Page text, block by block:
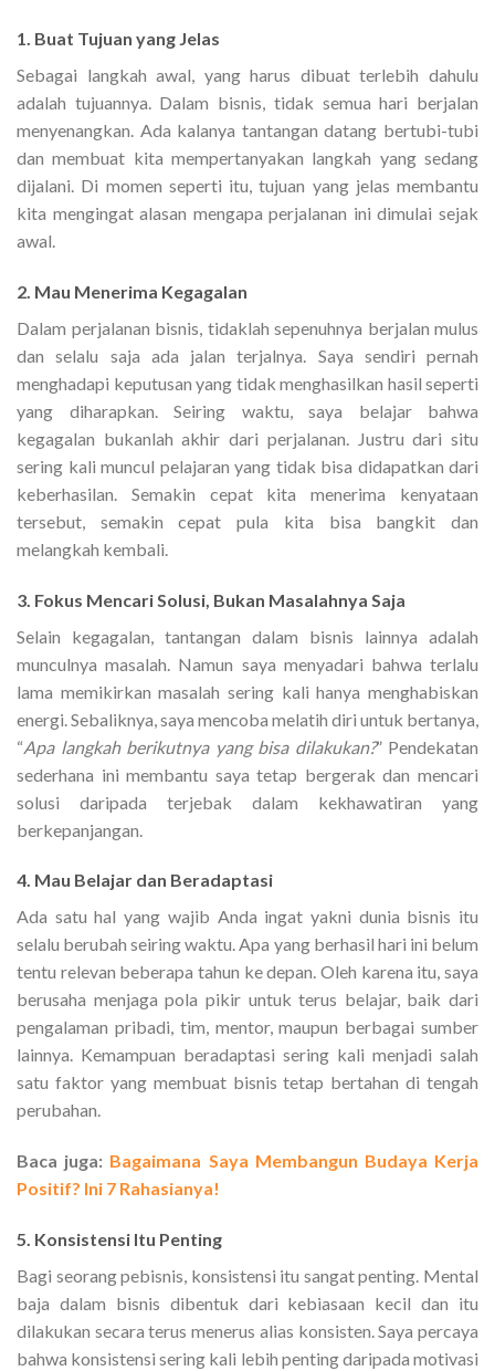
1. Buat Tujuan yang Jelas
Sebagai langkah awal, yang harus dibuat terlebih dahulu
adalah tujuannya. Dalam bisnis, tidak semua hari berjalan
menyenangkan. Ada kalanya tantangan datang bertubi-tubi
dan membuat kita mempertanyakan langkah yang sedang
dijalani. Di momen seperti itu, tujuan yang jelas membantu
kita mengingat alasan mengapa perjalanan ini dimulai sejak
awal.
2. Mau Menerima Kegagalan
Dalam perjalanan bisnis, tidaklah sepenuhnya berjalan mulus
dan selalu saja ada jalan terjalnya. Saya sendiri pernah
menghadapi keputusan yang tidak menghasilkan hasil seperti
yang diharapkan. Seiring waktu, saya belajar bahwa
kegagalan bukanlah akhir dari perjalanan. Justru dari situ
sering kali muncul pelajaran yang tidak bisa didapatkan dari
keberhasilan. Semakin cepat kita menerima kenyataan
tersebut, semakin cepat pula kita bisa bangkit dan
melangkah kembali.
3. Fokus Mencari Solusi, Bukan Masalahnya Saja
Selain kegagalan, tantangan dalam bisnis lainnya adalah
munculnya masalah. Namun saya menyadari bahwa terlalu
lama memikirkan masalah sering kali hanya menghabiskan
energi. Sebaliknya, saya mencoba melatih diri untuk bertanya,
“Apa langkah berikutnya yang bisa dilakukan?” Pendekatan
sederhana ini membantu saya tetap bergerak dan mencari
solusi daripada terjebak dalam kekhawatiran yang
berkepanjangan.
4. Mau Belajar dan Beradaptasi
Ada satu hal yang wajib Anda ingat yakni dunia bisnis itu
selalu berubah seiring waktu. Apa yang berhasil hari ini belum
tentu relevan beberapa tahun ke depan. Oleh karena itu, saya
berusaha menjaga pola pikir untuk terus belajar, baik dari
pengalaman pribadi, tim, mentor, maupun berbagai sumber
lainnya. Kemampuan beradaptasi sering kali menjadi salah
satu faktor yang membuat bisnis tetap bertahan di tengah
perubahan.
Baca juga: Bagaimana Saya Membangun Budaya Kerja
Positif? Ini 7 Rahasianya!
5. Konsistensi Itu Penting
Bagi seorang pebisnis, konsistensi itu sangat penting. Mental
baja dalam bisnis dibentuk dari kebiasaan kecil dan itu
dilakukan secara terus menerus alias konsisten. Saya percaya
bahwa konsistensi sering kali lebih penting daripada motivasi